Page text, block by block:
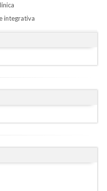
integrativa